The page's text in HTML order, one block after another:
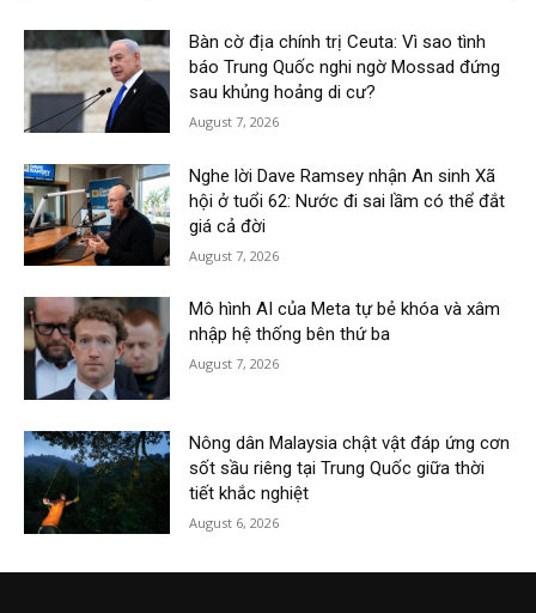
Bàn cờ địa chính trị Ceuta: Vì sao tình
báo Trung Quốc nghi ngờ Mossad đứng
sau khủng hoảng di cư?
August 7, 2026
Nghe lời Dave Ramsey nhận An sinh Xã
hội ở tuổi 62: Nước đi sai lầm có thể đắt
giá cả đời
August 7, 2026
Mô hình AI của Meta tự bẻ khóa và xâm
nhập hệ thống bên thứ ba
August 7, 2026
Nông dân Malaysia chật vật đáp ứng cơn
sốt sầu riêng tại Trung Quốc giữa thời
tiết khắc nghiệt
August 6, 2026